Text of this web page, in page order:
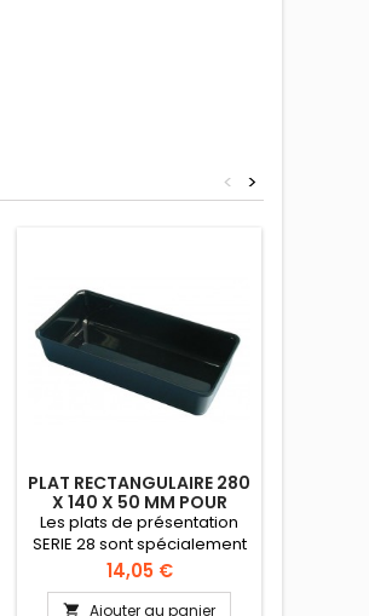
>
<
PLAT RECTANGULAIRE 280
X 140 X 50 MM POUR
VITRINE
Les plats de présentation
SERIE 28 sont spécialement
étudiés pour les
présentation en vitrine pour
les traiteurs, charcutiers,
Prix
14,05 €
 Ajouter au panier